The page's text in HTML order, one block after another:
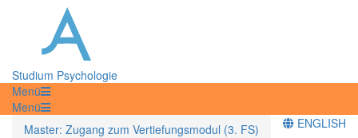
Studium Psychologie
Menü
Menü
Master: Zugang zum Vertiefungsmodul (3. FS)
ENGLISH